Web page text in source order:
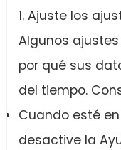
1. Ajuste los
Algunos
por qué sus
del tiempo.
Cuando esté
desactive la